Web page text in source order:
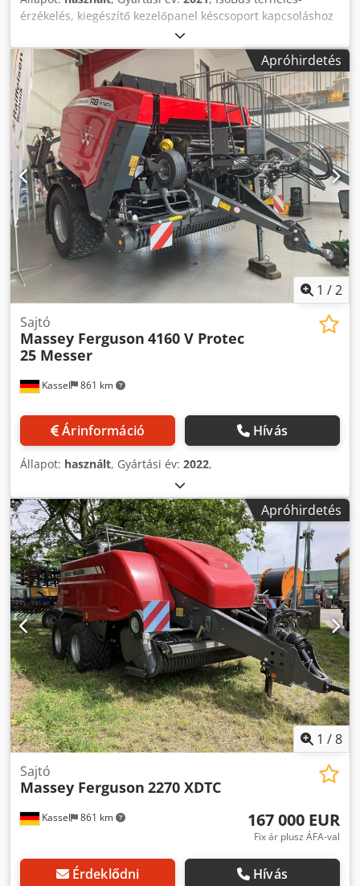
érzékelés, kiegészítő kezelőpanel késcsoport kapcsoláshoz
Apróhirdetés
1 /2
Kassel 861 km
Sajtó
Massey Ferguson 4160 V Protec
25 Messer
Árinformáció Hívás
Állapot: használt, Gyártási év: 2022,
Apróhirdetés
1 /8
Kassel 861 km
Sajtó
Massey Ferguson 2270 XDTC
167 000 EUR
Fix ár plusz ÁFA-val
Érdeklődni Hívás